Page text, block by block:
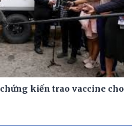
kiến trao vaccine cho